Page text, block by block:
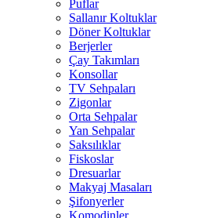
Puflar
Sallanır Koltuklar
Döner Koltuklar
Berjerler
Çay Takımları
Konsollar
TV Sehpaları
Zigonlar
Orta Sehpalar
Yan Sehpalar
Saksılıklar
Fiskoslar
Dresuarlar
Makyaj Masaları
Şifonyerler
Komodinler